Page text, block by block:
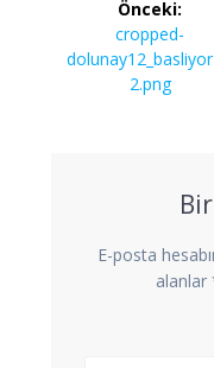
dolaşımı
Önceki:
Önceki
yazı:
cropped-
2.png
E-posta
alanlar